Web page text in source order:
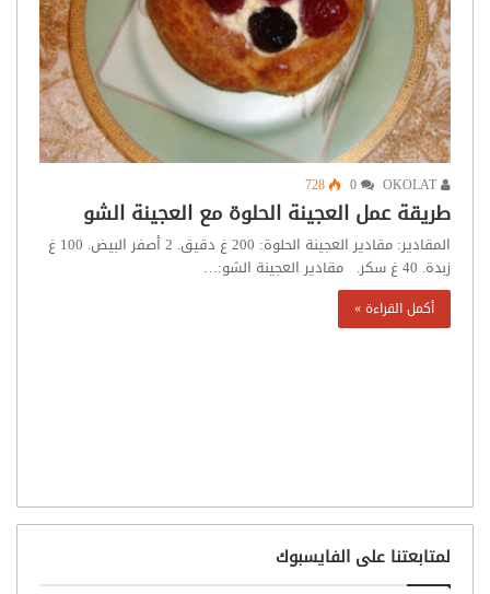
728
طريقة عمل العجينة الحلوة مع العجينة الشو
المقادير: مقادير العجينة الحلوة: 200 غ دقيق. 2 أصفر البيض. 100 غ
زبدة. 40 غ سكر. مقادير العجينة الشو:…
أكمل القراءة »
لمتابعتنا على الفايسبوك